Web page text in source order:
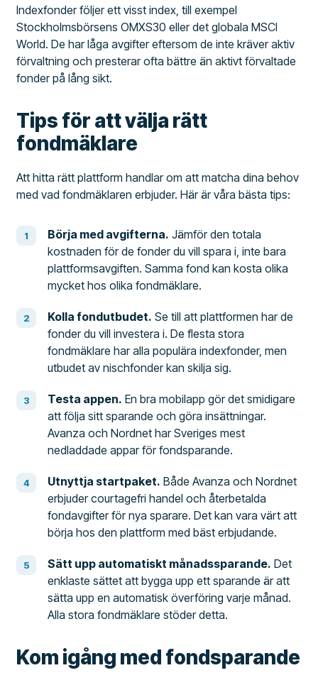
Indexfonder följer ett visst index, till exempel
Stockholmsbörsens OMXS30 eller det globala MSCI
World. De har låga avgifter eftersom de inte kräver aktiv
förvaltning och presterar ofta bättre än aktivt förvaltade
fonder på lång sikt.
Tips för att välja rätt
fondmäklare
Att hitta rätt plattform handlar om att matcha dina behov
med vad fondmäklaren erbjuder. Här är våra bästa tips:
Börja med avgifterna. Jämför den totala
kostnaden för de fonder du vill spara i, inte bara
plattformsavgiften. Samma fond kan kosta olika
mycket hos olika fondmäklare.
Kolla fondutbudet. Se till att plattformen har de
fonder du vill investera i. De flesta stora
fondmäklare har alla populära indexfonder, men
utbudet av nischfonder kan skilja sig.
Testa appen. En bra mobilapp gör det smidigare
att följa sitt sparande och göra insättningar.
Avanza och Nordnet har Sveriges mest
nedladdade appar för fondsparande.
Utnyttja startpaket. Både Avanza och Nordnet
erbjuder courtagefri handel och återbetalda
fondavgifter för nya sparare. Det kan vara värt att
börja hos den plattform med bäst erbjudande.
Sätt upp automatiskt månadssparande. Det
enklaste sättet att bygga upp ett sparande är att
sätta upp en automatisk överföring varje månad.
Alla stora fondmäklare stöder detta.
Kom igång med fondsparande